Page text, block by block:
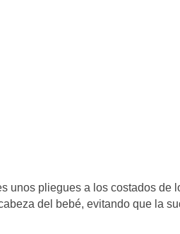
unos pliegues a los costados de
del bebé, evitando que la